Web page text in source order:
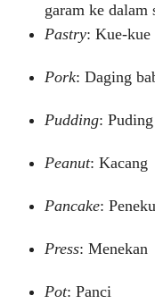
garam ke dalam
Pastry: Kue-kue
Pork: Daging
Pudding: Puding
Peanut: Kacang
Pancake:
Press: Menekan
Pot: Panci